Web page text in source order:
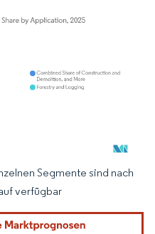
erfordert Namensnennung
Segmente sind nach
verfügbar